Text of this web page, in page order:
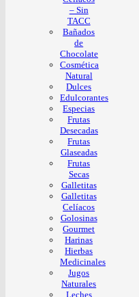
– Sin
TACC
Bañados
de
Chocolate
Cosmética
Natural
Dulces
Edulcorantes
Especias
Frutas
Desecadas
Frutas
Glaseadas
Frutas
Secas
Galletitas
Galletitas
Celíacos
Golosinas
Gourmet
Harinas
Hierbas
Medicinales
Jugos
Naturales
Leches